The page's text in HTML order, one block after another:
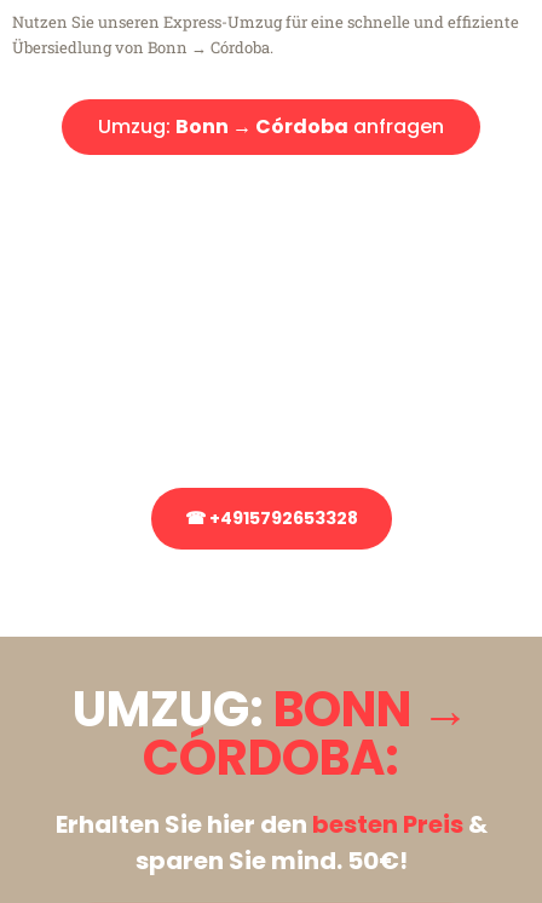
Nutzen Sie unseren Express-Umzug für eine schnelle und effiziente
Übersiedlung von Bonn → Córdoba.
Umzug: Bonn → Córdoba anfragen
☎ +4915792653328
UMZUG: BONN →
CÓRDOBA:
Erhalten Sie hier den besten Preis&
sparen Sie mind. 50€!